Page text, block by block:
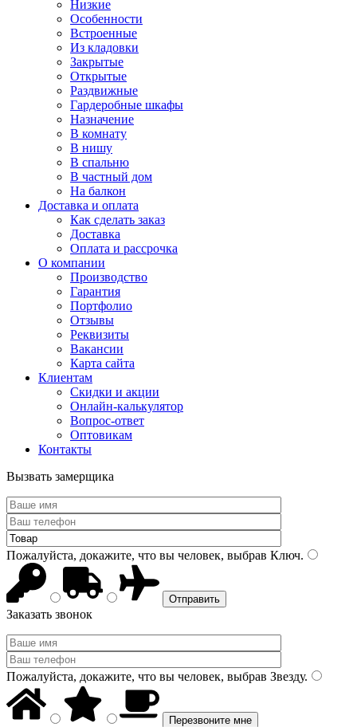
Низкие
Особенности
Встроенные
Из кладовки
Закрытые
Открытые
Раздвижные
Гардеробные шкафы
Назначение
В комнату
В нишу
В спальню
В частный дом
На балкон
Доставка и оплата
Как сделать заказ
Доставка
Оплата и рассрочка
О компании
Производство
Гарантия
Портфолио
Отзывы
Реквизиты
Вакансии
Карта сайта
Клиентам
Скидки и акции
Онлайн-калькулятор
Вопрос-ответ
Оптовикам
Контакты
Вызвать замерщика
Пожалуйста, докажите, что вы человек, выбрав Ключ.
Заказать звонок
Пожалуйста, докажите, что вы человек, выбрав Звезду.